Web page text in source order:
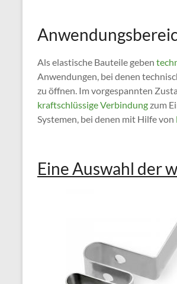
Als elastische Bauteile geben
Anwendungen, bei denen
zu öffnen. Im vorgespannten
kraftschlüssige Verbindungzum
Systemen, bei denen mit Hilfe von
Eine Auswahl der